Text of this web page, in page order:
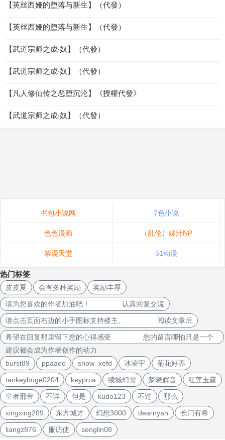
【英丝西娅的堕落与新生】（代發）
【英丝西娅的堕落与新生】（代發）
【武道宗师之成‧奴】（代發）
【武道宗师之成‧奴】（代發）
【凡人修仙传之恶堕沉沦】《授權代發》
【武道宗师之成‧奴】（代發）
书包小说网 7色小说
色色漫画 （乱伦）妹汁NP
禁漫天堂 51动漫
热门标签
皮皮夏 会有多种奖励 奖励丰厚
请为您喜欢的作者加油吧！ 认真回复交流
请点击页面右边的小手图标支持楼主。 阅读文章后
希望在回复那里留下您的心得感受 您的留言哪怕只是一个
建议都会成为作者创作的动力
burst89
ppaaoo snow_xefd 冰凌宇 菊花好养
tankeyboge0204 keyprca 绫城幻雪 梦晓辉音 红莲玉露
皇者邪帝 不详 但是 kudo123 不过 那么
xingxing209 东方城才 幻想3000 dearnyan 长门有希
liangz876 廉访使 senglin08